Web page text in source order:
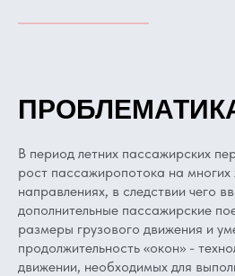
В период летних пассажирских
рост пассажиропотока на
направлениях, в следствии чего
дополнительные пассажирские
размеры грузового движения и
продолжительность «окон» -
движении, необходимых для